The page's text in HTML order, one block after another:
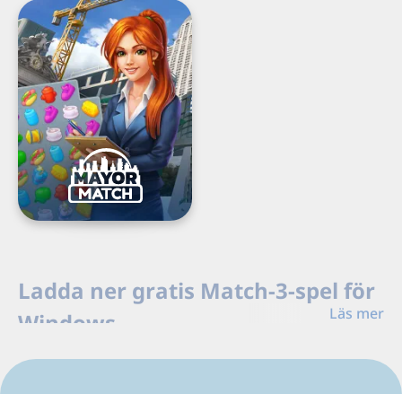
Mayor
Match・
Strategi
Spel
Next
Page
Läs mer
Ladda ner gratis Match-3-spel för
Windows
Ladda ner gratis Match-3-spel för Windows PC från